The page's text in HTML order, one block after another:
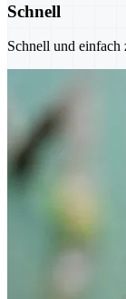
Schnell
Schnell und einfach